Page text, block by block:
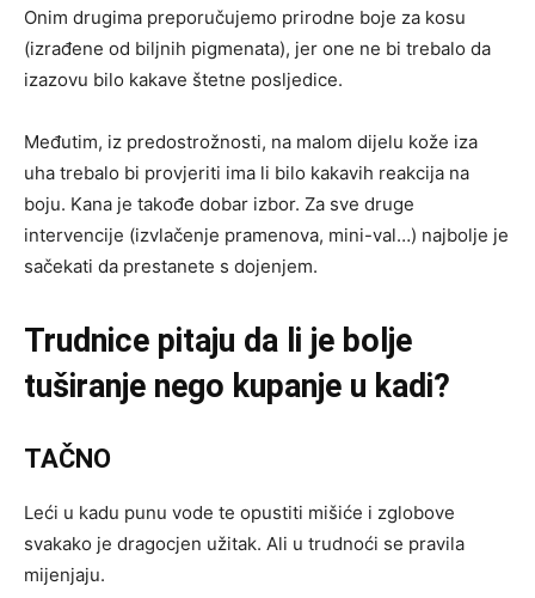
Onim drugima preporučujemo prirodne boje za kosu
(izrađene od biljnih pigmenata), jer one ne bi trebalo da
izazovu bilo kakave štetne posljedice.
Međutim, iz predostrožnosti, na malom dijelu kože iza
uha trebalo bi provjeriti ima li bilo kakavih reakcija na
boju. Kana je takođe dobar izbor. Za sve druge
intervencije (izvlačenje pramenova, mini-val…) najbolje je
sačekati da prestanete s dojenjem.
Trudnice pitaju da li je bolje
tuširanje nego kupanje u kadi?
TAČNO
Leći u kadu punu vode te opustiti mišiće i zglobove
svakako je dragocjen užitak. Ali u trudnoći se pravila
mijenjaju.